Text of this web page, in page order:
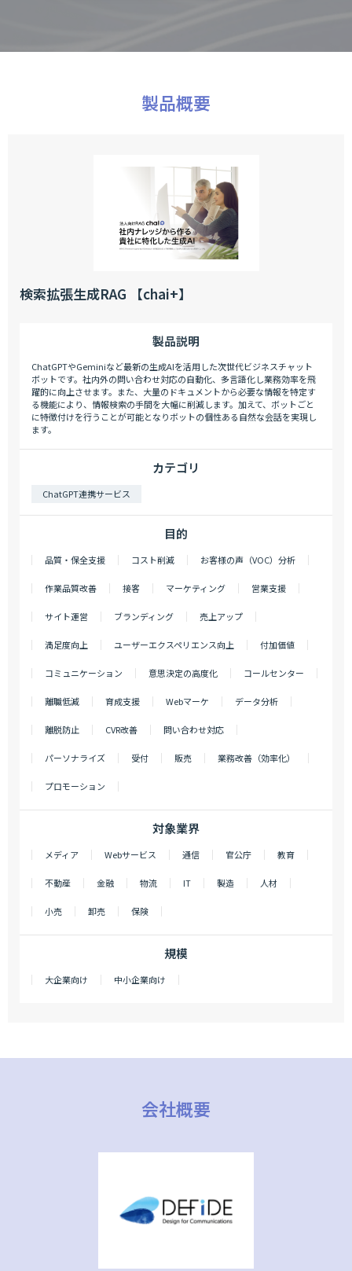
製品概要
検索拡張生成RAG 【chai+】
製品説明
ChatGPTやGeminiなど最新の生成AIを活用した次世代ビジネスチャット
ボットです。社内外の問い合わせ対応の自動化、多言語化し業務効率を飛
躍的に向上させます。また、大量のドキュメントから必要な情報を特定す
る機能により、情報検索の手間を大幅に削減します。加えて、ボットごと
に特徴付けを行うことが可能となりボットの個性ある自然な会話を実現し
ます。
カテゴリ
ChatGPT連携サービス
目的
品質・保全支援 コスト削減 お客様の声（VOC）分析
作業品質改善 接客 マーケティング 営業支援
サイト運営 ブランディング 売上アップ
満足度向上 ユーザーエクスペリエンス向上 付加価値
コミュニケーション 意思決定の高度化 コールセンター
離職低減 育成支援 Webマーケ データ分析
離脱防止 CVR改善 問い合わせ対応
パーソナライズ 受付 販売 業務改善（効率化）
プロモーション
対象業界
メディア Webサービス 通信 官公庁 教育
不動産 金融 物流 IT 製造 人材
小売 卸売 保険
規模
大企業向け 中小企業向け
会社概要